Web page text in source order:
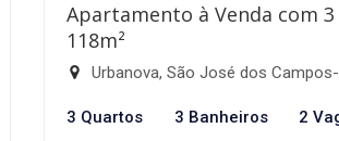
Apartamento à Venda com
118m²
Urbanova, São José dos
3 Quartos 3 Banheiros 2